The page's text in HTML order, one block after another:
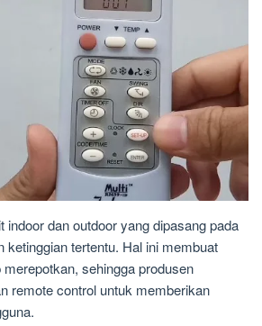
indoor dan outdoor yang dipasang pada
ketinggian tertentu. Hal ini membuat
sehingga produsen
remote control untuk memberikan